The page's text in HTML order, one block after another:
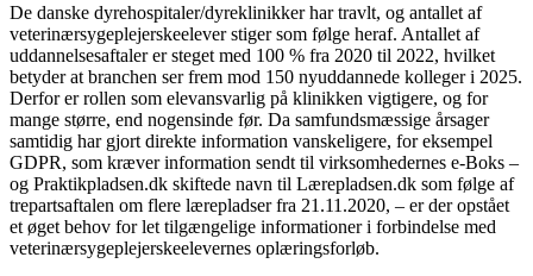
De danske dyrehospitaler/dyreklinikker har travlt, og antallet af
veterinærsygeplejerskeelever stiger som følge heraf. Antallet af
uddannelsesaftaler er steget med 100 % fra 2020 til 2022, hvilket
betyder at branchen ser frem mod 150 nyuddannede kolleger i 2025.
Derfor er rollen som elevansvarlig på klinikken vigtigere, og for
mange større, end nogensinde før. Da samfundsmæssige årsager
samtidig har gjort direkte information vanskeligere, for eksempel
GDPR, som kræver information sendt til virksomhedernes e-Boks –
og Praktikpladsen.dk skiftede navn til Lærepladsen.dk som følge af
trepartsaftalen om flere lærepladser fra 21.11.2020, – er der opstået
et øget behov for let tilgængelige informationer i forbindelse med
veterinærsygeplejerskeelevernes oplæringsforløb.